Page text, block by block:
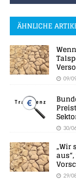
ÄHNLICHE
09/
30/
„Wir
29/